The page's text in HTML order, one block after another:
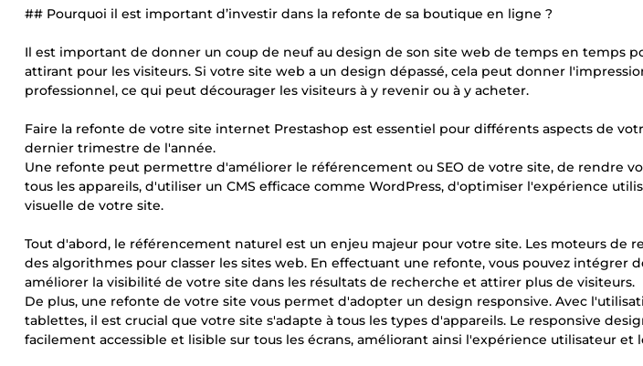
## Pourquoi il est important d’investir dans la refonte de sa boutique en ligne ?
Il est important de donner un coup de neuf au design de son site web de temps en temps
attirant pour les visiteurs. Si votre site web a un design dépassé, cela peut donner
professionnel, ce qui peut décourager les visiteurs à y revenir ou à y acheter.
Faire la refonte de votre site internet Prestashop est essentiel pour différents aspects de
dernier trimestre de l'année.
Une refonte peut permettre d'améliorer le référencement ou SEO de votre site, de rendre
tous les appareils, d'utiliser un CMS efficace comme WordPress, d'optimiser l'expérience
visuelle de votre site.
Tout d'abord, le référencement naturel est un enjeu majeur pour votre site. Les moteurs de
des algorithmes pour classer les sites web. En effectuant une refonte, vous pouvez intégrer
améliorer la visibilité de votre site dans les résultats de recherche et attirer plus de visiteurs.
De plus, une refonte de votre site vous permet d'adopter un design responsive. Avec
tablettes, il est crucial que votre site s'adapte à tous les types d'appareils. Le responsive
facilement accessible et lisible sur tous les écrans, améliorant ainsi l'expérience utilisateur et